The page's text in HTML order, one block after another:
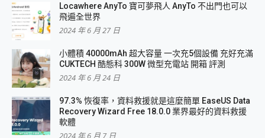
Locawhere AnyTo 寶可夢飛人 AnyTo 不出門也可以
飛遍全世界
2024 年 6 月 27 日
小體積 40000mAh 超大容量 一次充5個設備 充好充滿
CUKTECH 酷態科 300W 微型充電站 開箱 評測
2024 年 6 月 24 日
97.3% 恢復率，資料救援就是這麼簡單 EaseUS Data
Recovery Wizard Free 18.0.0 業界最好的資料救援
軟體
2024 年 6 月 7 日